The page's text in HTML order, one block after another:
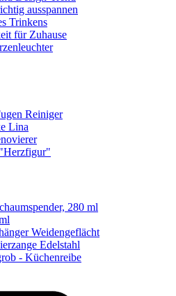
ausspannen
Trinkens
für Zuhause
Reiniger
Lina
280 ml
Weidengeflächt
Edelstahl
- Küchenreibe